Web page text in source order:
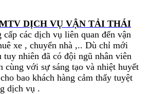
DỊCH VỤ VẬN TẢI THÁI
cấp các dịch vụ liên quan đến vận
xe , chuyển nhà ,.. Dù chỉ mới
nhiên đã có đội ngũ nhân viên
cùng với sự sáng tạo và nhiệt huyết
bao khách hàng cảm thấy tuyệt
dịch vụ .